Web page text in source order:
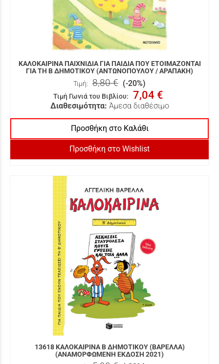
ΚΑΛΟΚΑΙΡΙΝΑ ΠΑΙΧΝΙΔΙΑ ΓΙΑ ΠΑΙΔΙΑ ΠΟΥ ΕΤΟΙΜΑΖΟΝΤΑΙ
ΓΙΑ ΤΗ Β ΔΗΜΟΤΙΚΟΥ (ΑΝΤΩΝΟΠΟΥΛΟΥ / ΑΡΑΠΑΚΗ)
Τιμή: 8,80 € (-20%)
Τιμή Γωνιά του Βιβλίου: 7,04 €
Διαθεσιμότητα: Άμεσα διαθέσιμο
Προσθήκη στο Καλάθι
Προσθήκη στο Wishlist
13618 ΚΑΛΟΚΑΙΡΙΝΑ Β ΔΗΜΟΤΙΚΟΥ (ΒΑΡΕΛΛΑ)
(ΑΝΑΜΟΡΦΩΜΕΝΗ ΕΚΔΟΣΗ 2021)